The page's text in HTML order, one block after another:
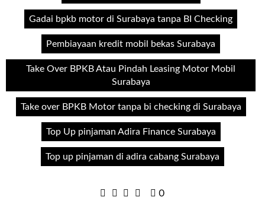
Gadai bpkb motor di Surabaya tanpa BI Checking
Pembiayaan kredit mobil bekas Surabaya
Take Over BPKB Atau Pindah Leasing Motor Mobil
Surabaya
Take over BPKB Motor tanpa bi checking di Surabaya
Top Up pinjaman Adira Finance Surabaya
Top up pinjaman di adira cabang Surabaya
0